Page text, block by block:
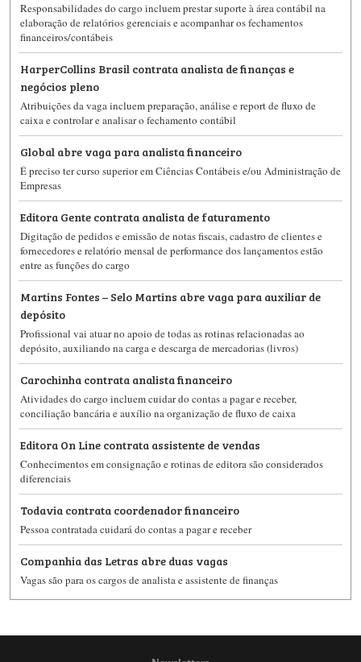
Responsabilidades do cargo incluem prestar suporte à área contábil na
elaboração de relatórios gerenciais e acompanhar os fechamentos
financeiros/contábeis
​HarperCollins Brasil contrata analista de finanças e
negócios pleno
Atribuições da vaga incluem preparação, análise e report de fluxo de
caixa e controlar e analisar o fechamento contábil
Global abre vaga para analista financeiro
É preciso ter curso superior em Ciências Contábeis e/ou Administração de
Empresas
Editora Gente contrata analista de faturamento
Digitação de pedidos e emissão de notas fiscais, cadastro de clientes e
fornecedores e relatório mensal de performance dos lançamentos estão
entre as funções do cargo
​Martins Fontes – Selo Martins abre vaga para auxiliar de
depósito
Profissional vai atuar no apoio de todas as rotinas relacionadas ao
depósito, auxiliando na carga e descarga de mercadorias (livros)
Carochinha contrata analista financeiro
Atividades do cargo incluem cuidar do contas a pagar e receber,
conciliação bancária e auxílio na organização de fluxo de caixa
Editora On Line contrata assistente de vendas
Conhecimentos em consignação e rotinas de editora são considerados
diferenciais
Todavia contrata coordenador financeiro
Pessoa contratada cuidará do contas a pagar e receber
Companhia das Letras abre duas vagas
Vagas são para os cargos de analista e assistente de finanças